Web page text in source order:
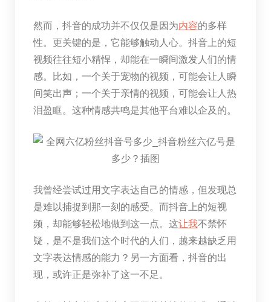
然而，抖音的成功并不仅仅是因为内容的多样
性。更关键的是，它能够触动人心。抖音上的短
视频往往短小精悍，却能在一瞬间激发人们的情
感。比如，一个关于宠物的视频，可能会让人瞬
间笑出声；一个关于亲情的视频，可能会让人热
泪盈眶。这种情感共鸣是其他平台难以企及的。
我曾经尝试过用文字表达自己的情感，但发现总
是难以捕捉到那一刻的感受。而抖音上的短视
频，却能够轻松地做到这一点。这让我不禁怀
疑，是不是我们这个时代的人们，越来越缺乏用
文字表达情感的能力？另一方面看，抖音的出
现，或许正是弥补了这一不足。